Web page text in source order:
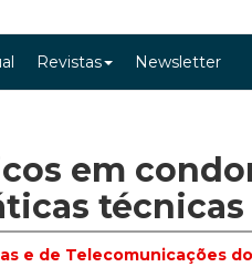
Revistas Newsletter
em
técnicas
e de Telecomunicações do